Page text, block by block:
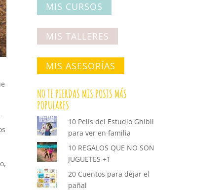
MIS CURSOS
MIS TALLERES
MIS ASESORÍAS
NO TE PIERDAS MIS POSTS MÁS
POPULARES
10 Pelis del Estudio Ghibli
para ver en familia
10 REGALOS QUE NO SON
JUGUETES +1
20 Cuentos para dejar el
pañal